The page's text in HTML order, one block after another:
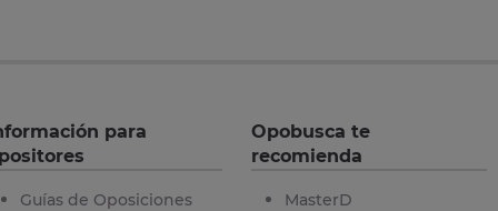
para
Guías de Oposiciones
Opobusca te
recomienda
MasterD